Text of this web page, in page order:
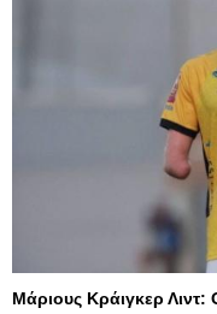
Μάριους Κράιγκερ